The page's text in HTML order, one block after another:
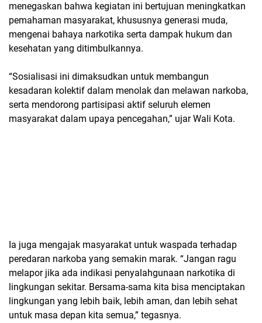
menegaskan bahwa kegiatan ini bertujuan meningkatkan
pemahaman masyarakat, khususnya generasi muda,
mengenai bahaya narkotika serta dampak hukum dan
kesehatan yang ditimbulkannya.
“Sosialisasi ini dimaksudkan untuk membangun
kesadaran kolektif dalam menolak dan melawan narkoba,
serta mendorong partisipasi aktif seluruh elemen
masyarakat dalam upaya pencegahan,” ujar Wali Kota.
Ia juga mengajak masyarakat untuk waspada terhadap
peredaran narkoba yang semakin marak. “Jangan ragu
melapor jika ada indikasi penyalahgunaan narkotika di
lingkungan sekitar. Bersama-sama kita bisa menciptakan
lingkungan yang lebih baik, lebih aman, dan lebih sehat
untuk masa depan kita semua,” tegasnya.